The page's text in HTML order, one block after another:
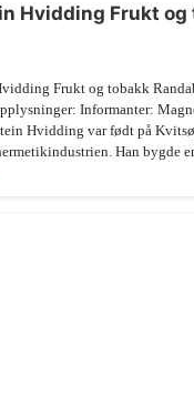
Hvidding Frukt og
Frukt og tobakk
Informanter:
Hvidding var født på
Han bygde en